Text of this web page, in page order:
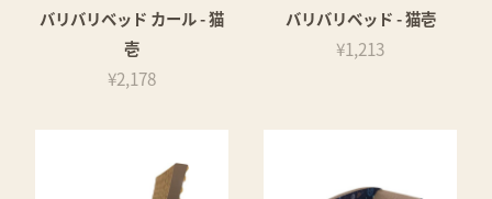
バリバリベッド カール - 猫
壱
¥2,178
バリバリベッド - 猫壱
¥1,213